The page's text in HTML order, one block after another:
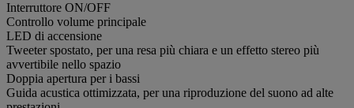
Interruttore ON/OFF
Controllo volume principale
LED di accensione
Tweeter spostato, per una resa più chiara e un effetto stereo più
avvertibile nello spazio
Doppia apertura per i bassi
Guida acustica ottimizzata, per una riproduzione del suono ad alte